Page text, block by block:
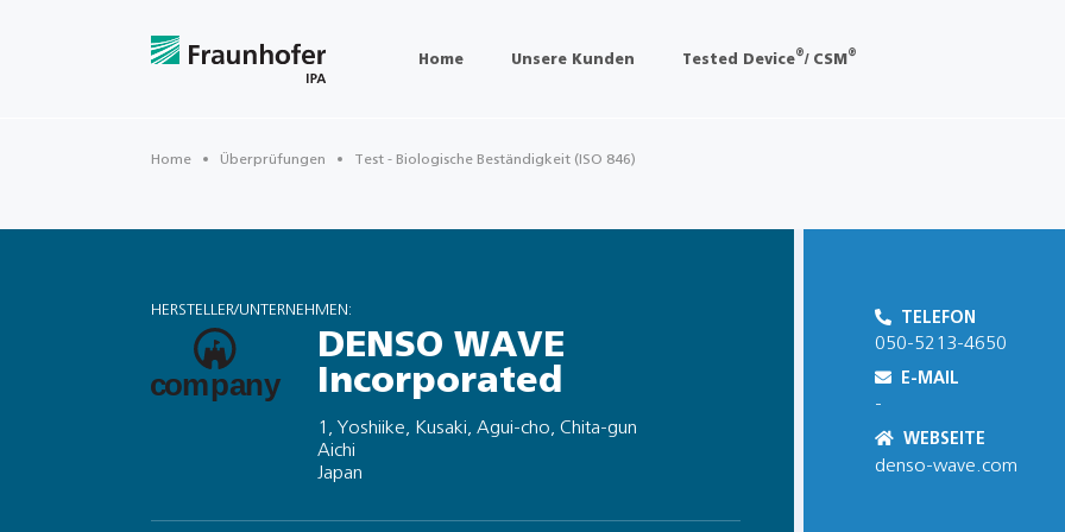
Home Unsere Kunden Tested Device®/ CSM ®
Home Überprüfungen Test - Biologische Beständigkeit (ISO 846)
HERSTELLER/UNTERNEHMEN:
DENSO WAVE
Incorporated
1, Yoshiike, Kusaki, Agui-cho, Chita-gun
Aichi
Japan
TELEFON
050-5213-4650
E-MAIL
-
WEBSEITE
denso-wave.com